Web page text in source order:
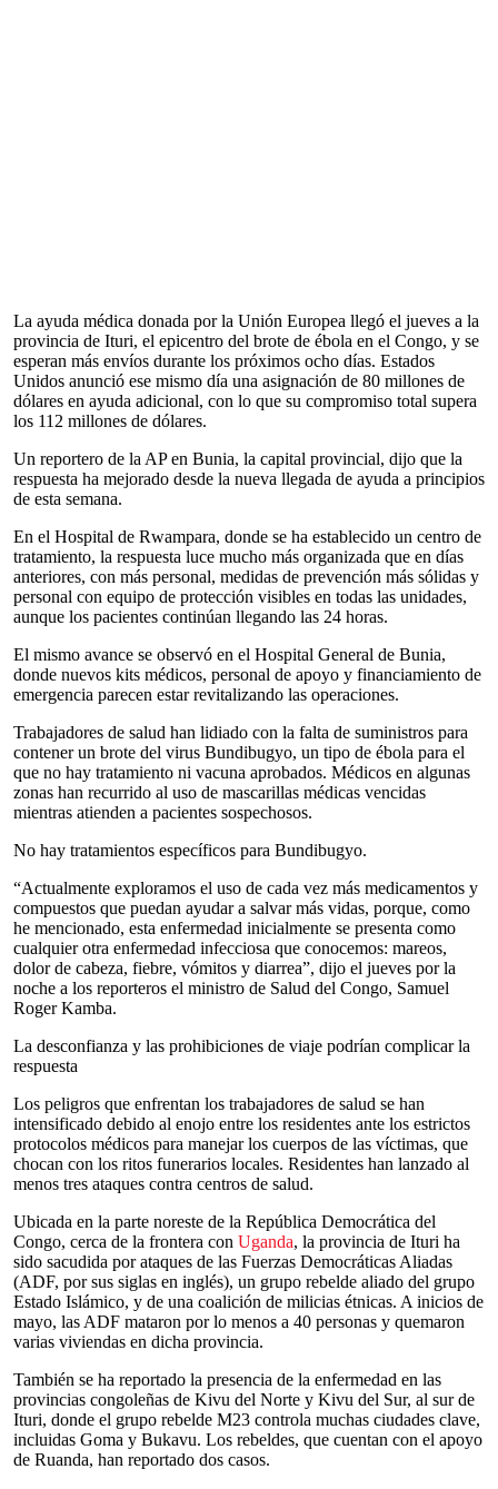
La ayuda médica donada por la Unión Europea llegó el jueves a la
provincia de Ituri, el epicentro del brote de ébola en el Congo, y se
esperan más envíos durante los próximos ocho días. Estados
Unidos anunció ese mismo día una asignación de 80 millones de
dólares en ayuda adicional, con lo que su compromiso total supera
los 112 millones de dólares.
Un reportero de la AP en Bunia, la capital provincial, dijo que la
respuesta ha mejorado desde la nueva llegada de ayuda a principios
de esta semana.
En el Hospital de Rwampara, donde se ha establecido un centro de
tratamiento, la respuesta luce mucho más organizada que en días
anteriores, con más personal, medidas de prevención más sólidas y
personal con equipo de protección visibles en todas las unidades,
aunque los pacientes continúan llegando las 24 horas.
El mismo avance se observó en el Hospital General de Bunia,
donde nuevos kits médicos, personal de apoyo y financiamiento de
emergencia parecen estar revitalizando las operaciones.
Trabajadores de salud han lidiado con la falta de suministros para
contener un brote del virus Bundibugyo, un tipo de ébola para el
que no hay tratamiento ni vacuna aprobados. Médicos en algunas
zonas han recurrido al uso de mascarillas médicas vencidas
mientras atienden a pacientes sospechosos.
No hay tratamientos específicos para Bundibugyo.
“Actualmente exploramos el uso de cada vez más medicamentos y
compuestos que puedan ayudar a salvar más vidas, porque, como
he mencionado, esta enfermedad inicialmente se presenta como
cualquier otra enfermedad infecciosa que conocemos: mareos,
dolor de cabeza, fiebre, vómitos y diarrea”, dijo el jueves por la
noche a los reporteros el ministro de Salud del Congo, Samuel
Roger Kamba.
La desconfianza y las prohibiciones de viaje podrían complicar la
respuesta
Los peligros que enfrentan los trabajadores de salud se han
intensificado debido al enojo entre los residentes ante los estrictos
protocolos médicos para manejar los cuerpos de las víctimas, que
chocan con los ritos funerarios locales. Residentes han lanzado al
menos tres ataques contra centros de salud.
Ubicada en la parte noreste de la República Democrática del
Congo, cerca de la frontera con Uganda, la provincia de Ituri ha
sido sacudida por ataques de las Fuerzas Democráticas Aliadas
(ADF, por sus siglas en inglés), un grupo rebelde aliado del grupo
Estado Islámico, y de una coalición de milicias étnicas. A inicios de
mayo, las ADF mataron por lo menos a 40 personas y quemaron
varias viviendas en dicha provincia.
También se ha reportado la presencia de la enfermedad en las
provincias congoleñas de Kivu del Norte y Kivu del Sur, al sur de
Ituri, donde el grupo rebelde M23 controla muchas ciudades clave,
incluidas Goma y Bukavu. Los rebeldes, que cuentan con el apoyo
de Ruanda, han reportado dos casos.